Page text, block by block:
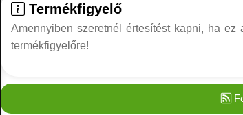
Termékfigyelő
Amennyiben szeretnél értesítést kapni, ha
termékfigyelőre!